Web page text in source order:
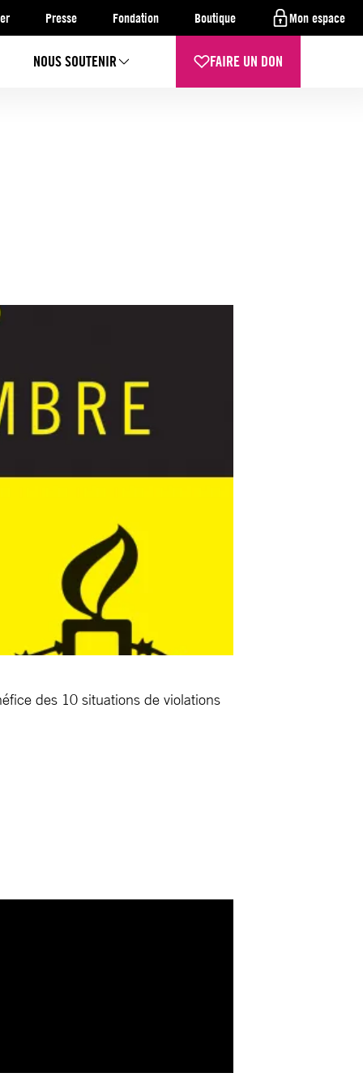
Presse Fondation Boutique Mon espace
NOUS SOUTENIR FAIRE UN DON
des 10 situations de violations